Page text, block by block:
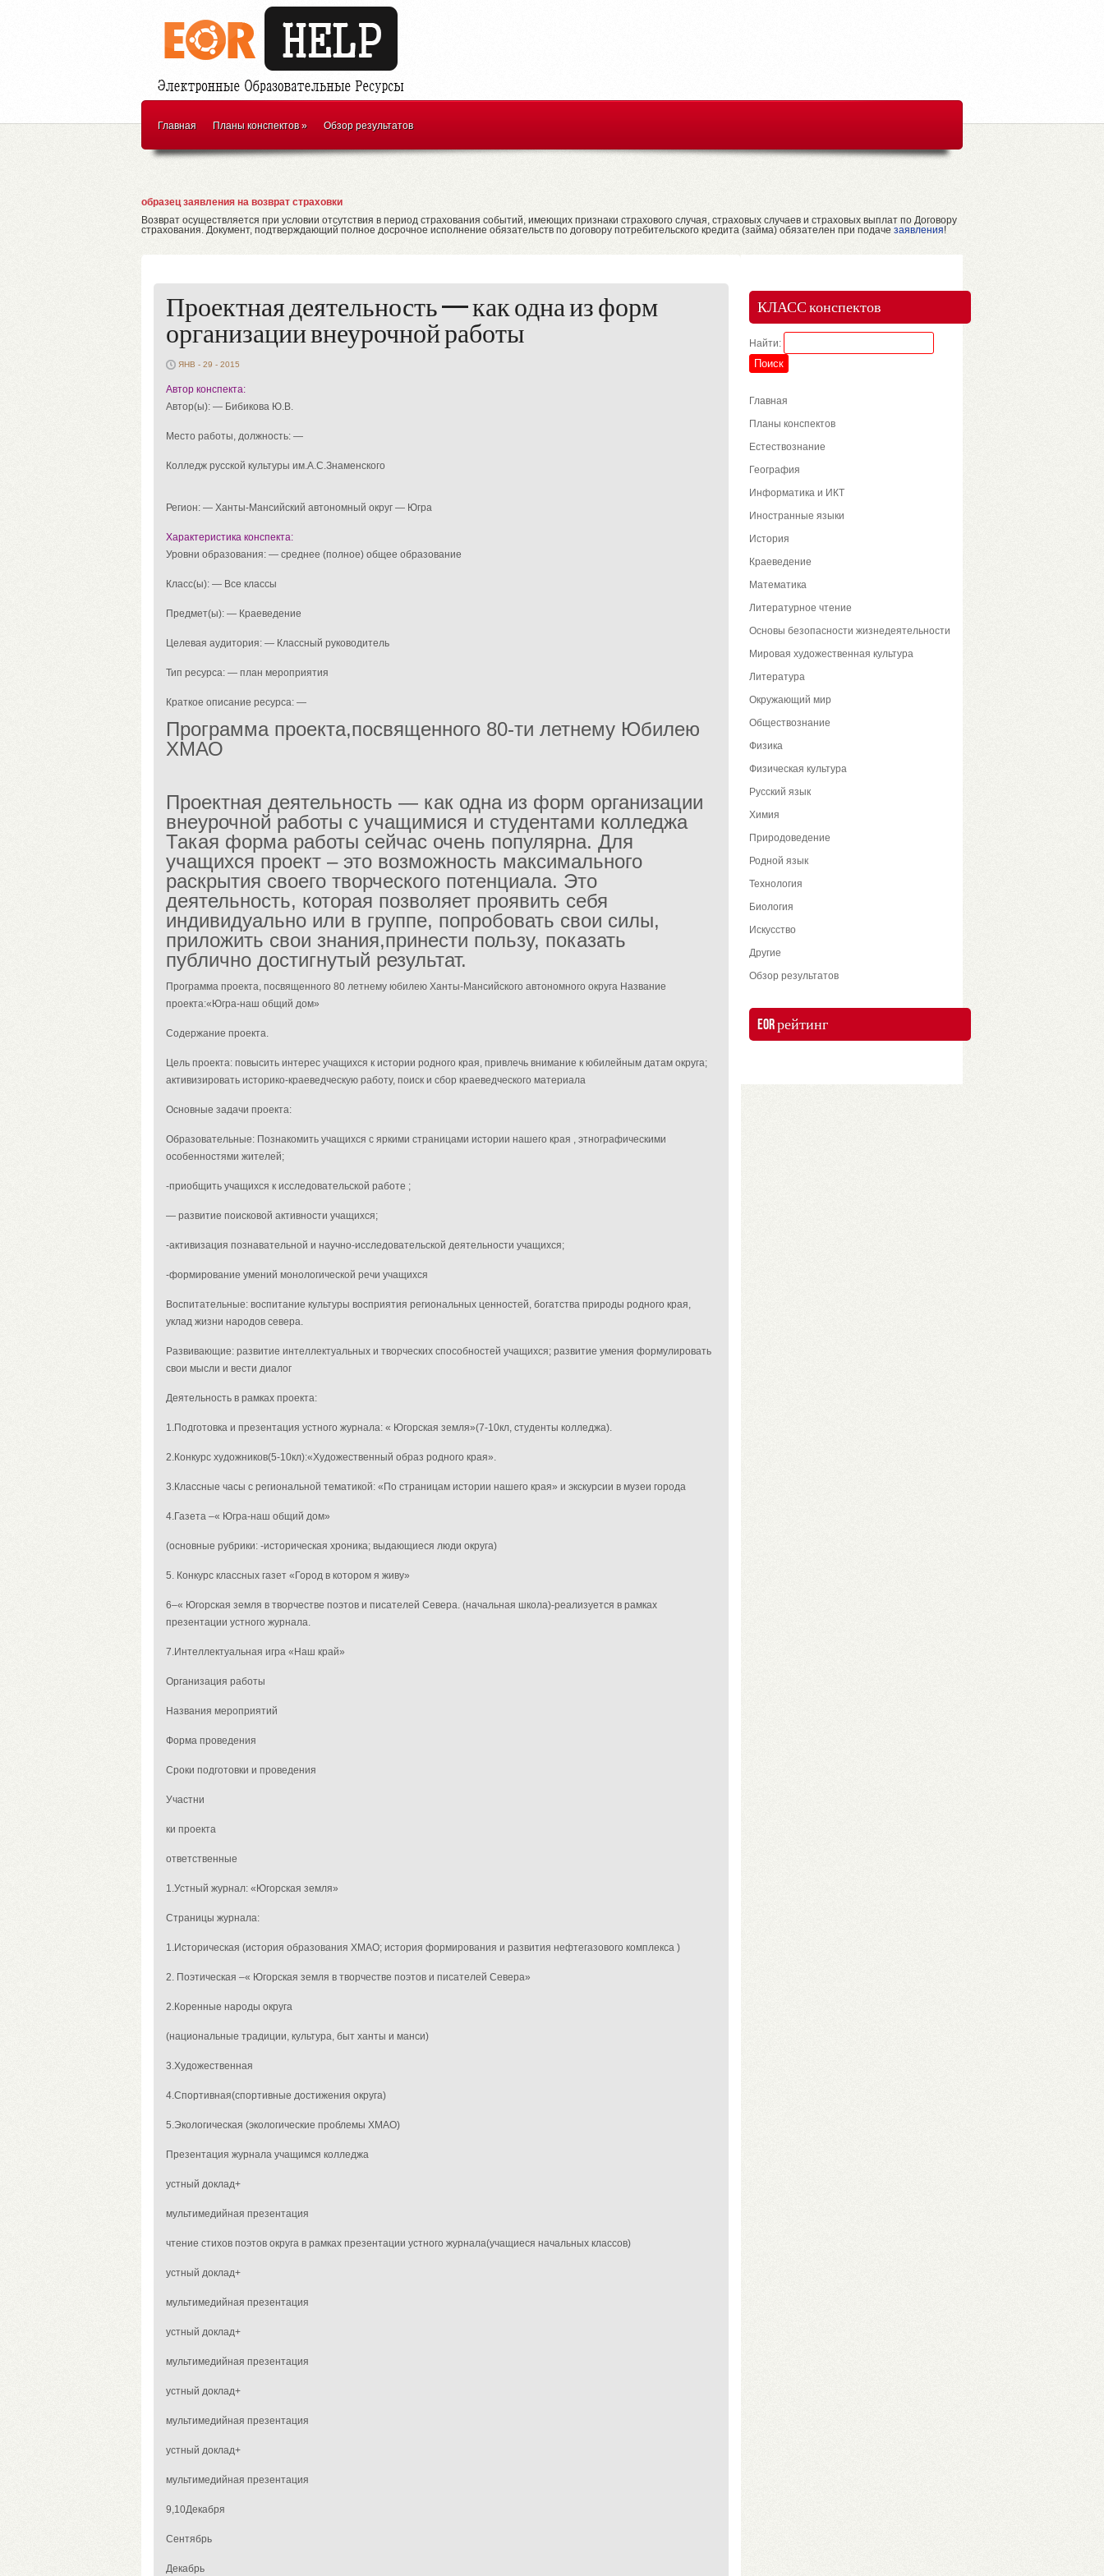
Главная Планы конспектов» Обзор результатов
образец заявления на возврат страховки
Возврат осуществляется при условии отсутствия в период страхования событий, имеющих признаки страхового случая, страховых случаев и страховых выплат по Договору
страхования. Документ, подтверждающий полное досрочное исполнение обязательств по договору потребительского кредита (займа) обязателен при подаче заявления!
Проектная деятельность — как одна из форм
организации внеурочной работы
ЯНВ - 29 - 2015
Автор конспекта:
Автор(ы): — Бибикова Ю.В.
Место работы, должность: —
Колледж русской культуры им.А.С.Знаменского
Регион: — Ханты-Мансийский автономный округ — Югра
Характеристика конспекта:
Уровни образования: — среднее (полное) общее образование
Класс(ы): — Все классы
Предмет(ы): — Краеведение
Целевая аудитория: — Классный руководитель
Тип ресурса: — план мероприятия
Краткое описание ресурса: —
Программа проекта,посвященного 80-ти летнему Юбилею
ХМАО
Проектная деятельность — как одна из форм организации
внеурочной работы с учащимися и студентами колледжа
Такая форма работы сейчас очень популярна. Для
учащихся проект – это возможность максимального
раскрытия своего творческого потенциала. Это
деятельность, которая позволяет проявить себя
индивидуально или в группе, попробовать свои силы,
приложить свои знания,принести пользу, показать
публично достигнутый результат.
Программа проекта, посвященного 80 летнему юбилею Ханты-Мансийского автономного округа Название
проекта:«Югра-наш общий дом»
Содержание проекта.
Цель проекта: повысить интерес учащихся к истории родного края, привлечь внимание к юбилейным датам округа;
активизировать историко-краеведческую работу, поиск и сбор краеведческого материала
Основные задачи проекта:
Образовательные: Познакомить учащихся с яркими страницами истории нашего края , этнографическими
особенностями жителей;
-приобщить учащихся к исследовательской работе ;
— развитие поисковой активности учащихся;
-активизация познавательной и научно-исследовательской деятельности учащихся;
-формирование умений монологической речи учащихся
Воспитательные: воспитание культуры восприятия региональных ценностей, богатства природы родного края,
уклад жизни народов севера.
Развивающие: развитие интеллектуальных и творческих способностей учащихся; развитие умения формулировать
свои мысли и вести диалог
Деятельность в рамках проекта:
1.Подготовка и презентация устного журнала: « Югорская земля»(7-10кл, студенты колледжа).
2.Конкурс художников(5-10кл):«Художественный образ родного края».
3.Классные часы с региональной тематикой: « По страницам истории нашего края» и экскурсии в музеи города
4.Газета –« Югра-наш общий дом»
(основные рубрики: -историческая хроника; выдающиеся люди округа)
5. Конкурс классных газет «Город в котором я живу»
6–« Югорская земля в творчестве поэтов и писателей Севера. (начальная школа)-реализуется в рамках
презентации устного журнала.
7.Интеллектуальная игра «Наш край»
Организация работы
Названия мероприятий
Форма проведения
Сроки подготовки и проведения
Участни
ки проекта
ответственные
1.Устный журнал: « Югорская земля»
Страницы журнала:
1.Историческая (история образования ХМАО; история формирования и развития нефтегазового комплекса )
2. Поэтическая –« Югорская земля в творчестве поэтов и писателей Севера»
2.Коренные народы округа
(национальные традиции, культура, быт ханты и манси)
3.Художественная
4.Спортивная(спортивные достижения округа)
5.Экологическая (экологические проблемы ХМАО)
Презентация журнала учащимся колледжа
устный доклад+
мультимедийная презентация
чтение стихов поэтов округа в рамках презентации устного журнала(учащиеся начальных классов)
устный доклад+
мультимедийная презентация
устный доклад+
мультимедийная презентация
устный доклад+
мультимедийная презентация
устный доклад+
мультимедийная презентация
9,10Декабря
Сентябрь
Декабрь
КЛАСС конспектов
Найти:
Главная
Планы конспектов
Естествознание
География
Информатика и ИКТ
Иностранные языки
История
Краеведение
Математика
Литературное чтение
Основы безопасности жизнедеятельности
Мировая художественная культура
Литература
Окружающий мир
Обществознание
Физика
Физическая культура
Русский язык
Химия
Природоведение
Родной язык
Технология
Биология
Искусство
Другие
Обзор результатов
EOR рейтинг